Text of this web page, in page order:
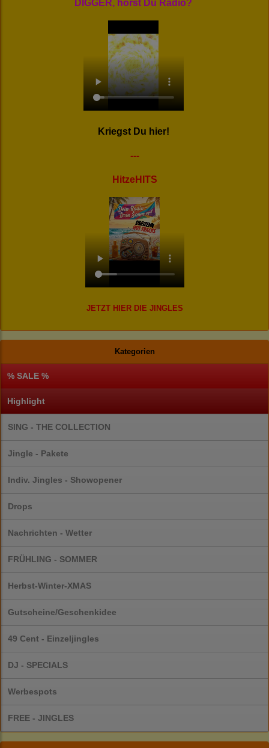
DIGGER, hörst Du Radio?
Kriegst Du hier!
---
HitzeHITS
JETZT HIER DIE JINGLES
Kategorien
% SALE %
Highlight
SING - THE COLLECTION
Jingle - Pakete
Indiv. Jingles - Showopener
Drops
Nachrichten - Wetter
FRÜHLING - SOMMER
Herbst-Winter-XMAS
Gutscheine/Geschenkidee
49 Cent - Einzeljingles
DJ - SPECIALS
Werbespots
FREE - JINGLES